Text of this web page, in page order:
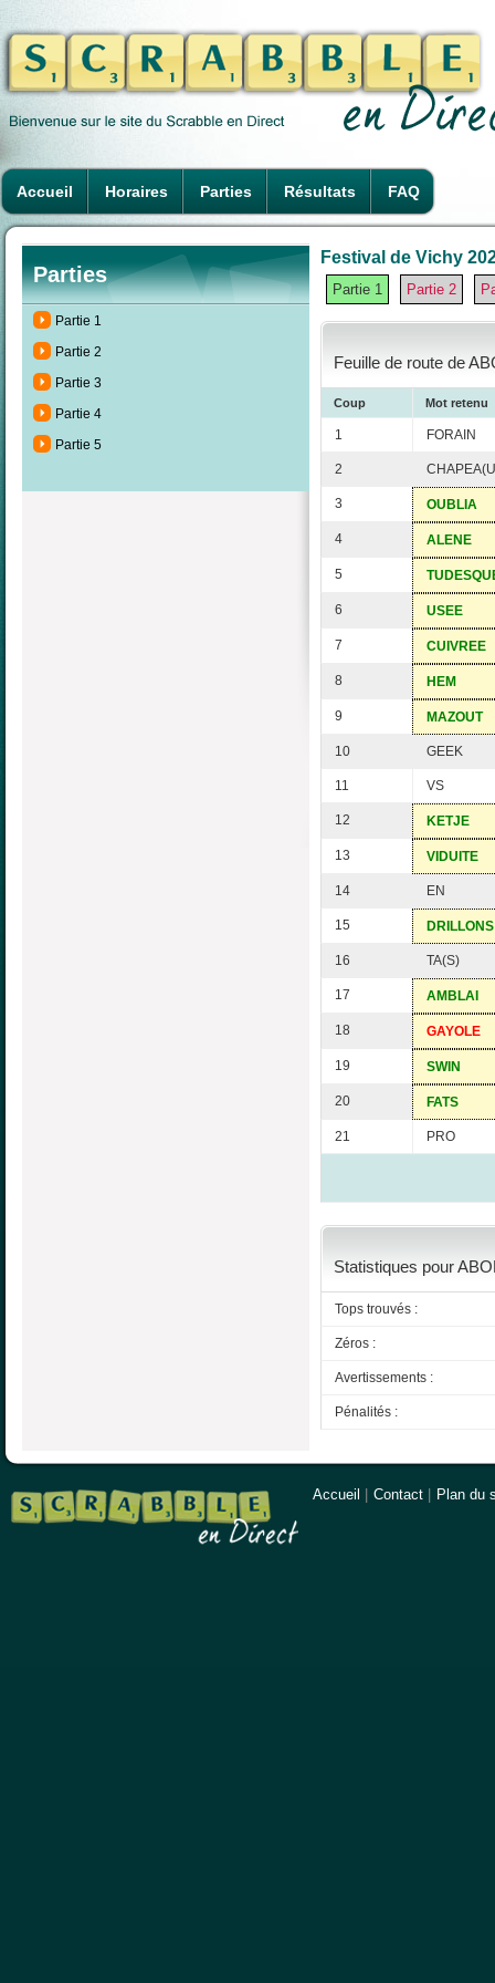
Accueil Horaires Parties Résultats FAQ
Parties
Partie 1
Partie 2
Partie 3
Partie 4
Partie 5
Festival de Vichy
Partie 1 Partie 2
Feuille de route de
Coup Mot retenu
1 FORAIN
2
3 OUBLIA
4 ALENE
5
6 USEE
7 CUIVREE
8 HEM
9 MAZOUT
10 GEEK
11 VS
12 KETJE
13 VIDUITE
14 EN
15 DRILLONS
16 TA(S)
17 AMBLAI
18 GAYOLE
19 SWIN
20 FATS
21 PRO
Statistiques pour
Tops trouvés :
Zéros :
Avertissements :
Pénalités :
Accueil Contact Plan du